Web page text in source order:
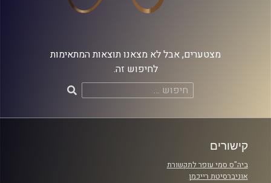
מצטערים, אבל לא מצאנו תוצאות המתאימות
לחיפוש זה.
חיפוש:
קישורים
ביה"ס סמי עופר לתקשורת
אוניברסיטת רייכמן